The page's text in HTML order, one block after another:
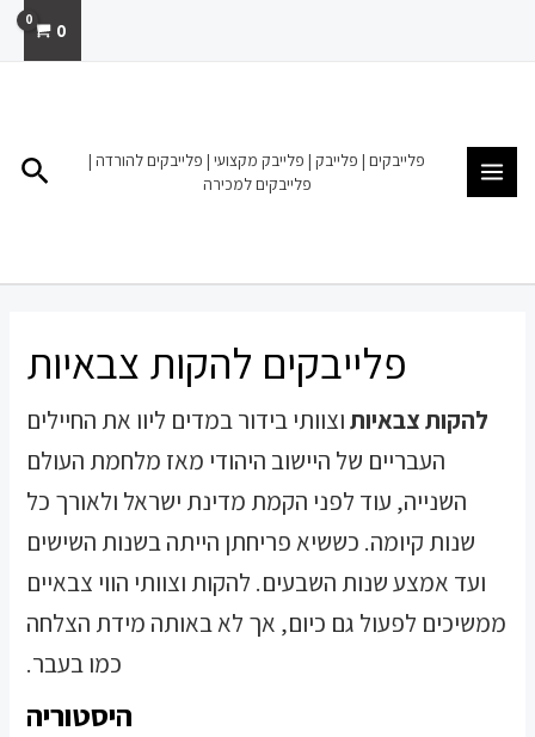
0
פלייבקים | פלייבק | פלייבק מקצועי | פלייבקים להורדה |
פלייבקים למכירה
פלייבקים להקות צבאיות
להקות צבאיותוצוותי בידור במדים ליוו את החיילים
העבריים של היישוב היהודי מאז מלחמת העולם
השנייה, עוד לפני הקמת מדינת ישראל ולאורך כל
שנות קיומה. כששיא פריחתן הייתה בשנות השישים
ועד אמצע שנות השבעים. להקות וצוותי הווי צבאיים
ממשיכים לפעול גם כיום, אך לא באותה מידת הצלחה
כמו בעבר.
היסטוריה